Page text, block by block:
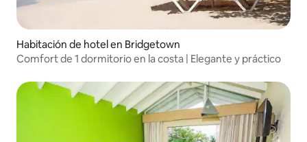
Habitación de hotel en Bridgetown
Comfort de 1 dormitorio en la costa | Elegante y práctico